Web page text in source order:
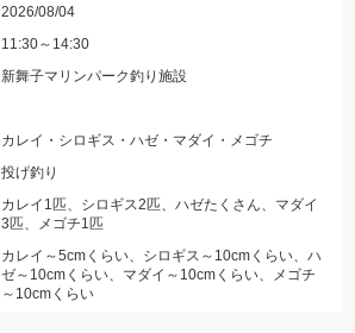
2026/08/04
11:30～14:30
新舞子マリンパーク釣り施設
カレイ・シロギス・ハゼ・マダイ・メゴチ
投げ釣り
カレイ1匹、シロギス2匹、ハゼたくさん、マダイ
3匹、メゴチ1匹
カレイ～5cmくらい、シロギス～10cmくらい、ハ
ゼ～10cmくらい、マダイ～10cmくらい、メゴチ
～10cmくらい